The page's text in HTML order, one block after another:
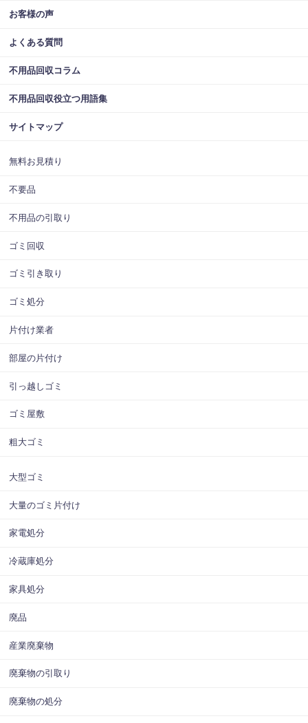
お客様の声
よくある質問
不用品回収コラム
不用品回収役立つ用語集
サイトマップ
無料お見積り
不要品
不用品の引取り
ゴミ回収
ゴミ引き取り
ゴミ処分
片付け業者
部屋の片付け
引っ越しゴミ
ゴミ屋敷
粗大ゴミ
大型ゴミ
大量のゴミ片付け
家電処分
冷蔵庫処分
家具処分
廃品
産業廃棄物
廃棄物の引取り
廃棄物の処分